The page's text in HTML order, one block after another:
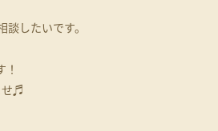
したいです。
せ♬